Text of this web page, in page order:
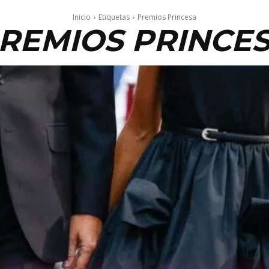
Inicio Etiquetas Premios Princesa